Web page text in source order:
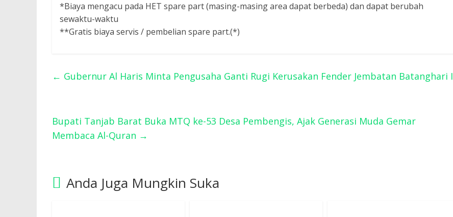
*Biaya mengacu pada HET spare part (masing-masing area dapat berbeda) dan dapat berubah
sewaktu-waktu
**Gratis biaya servis / pembelian spare part.(*)
← Gubernur Al Haris Minta Pengusaha Ganti Rugi Kerusakan Fender Jembatan Batanghari I
Bupati Tanjab Barat Buka MTQ ke-53 Desa Pembengis, Ajak Generasi Muda Gemar
Membaca Al-Quran →
Anda Juga Mungkin Suka